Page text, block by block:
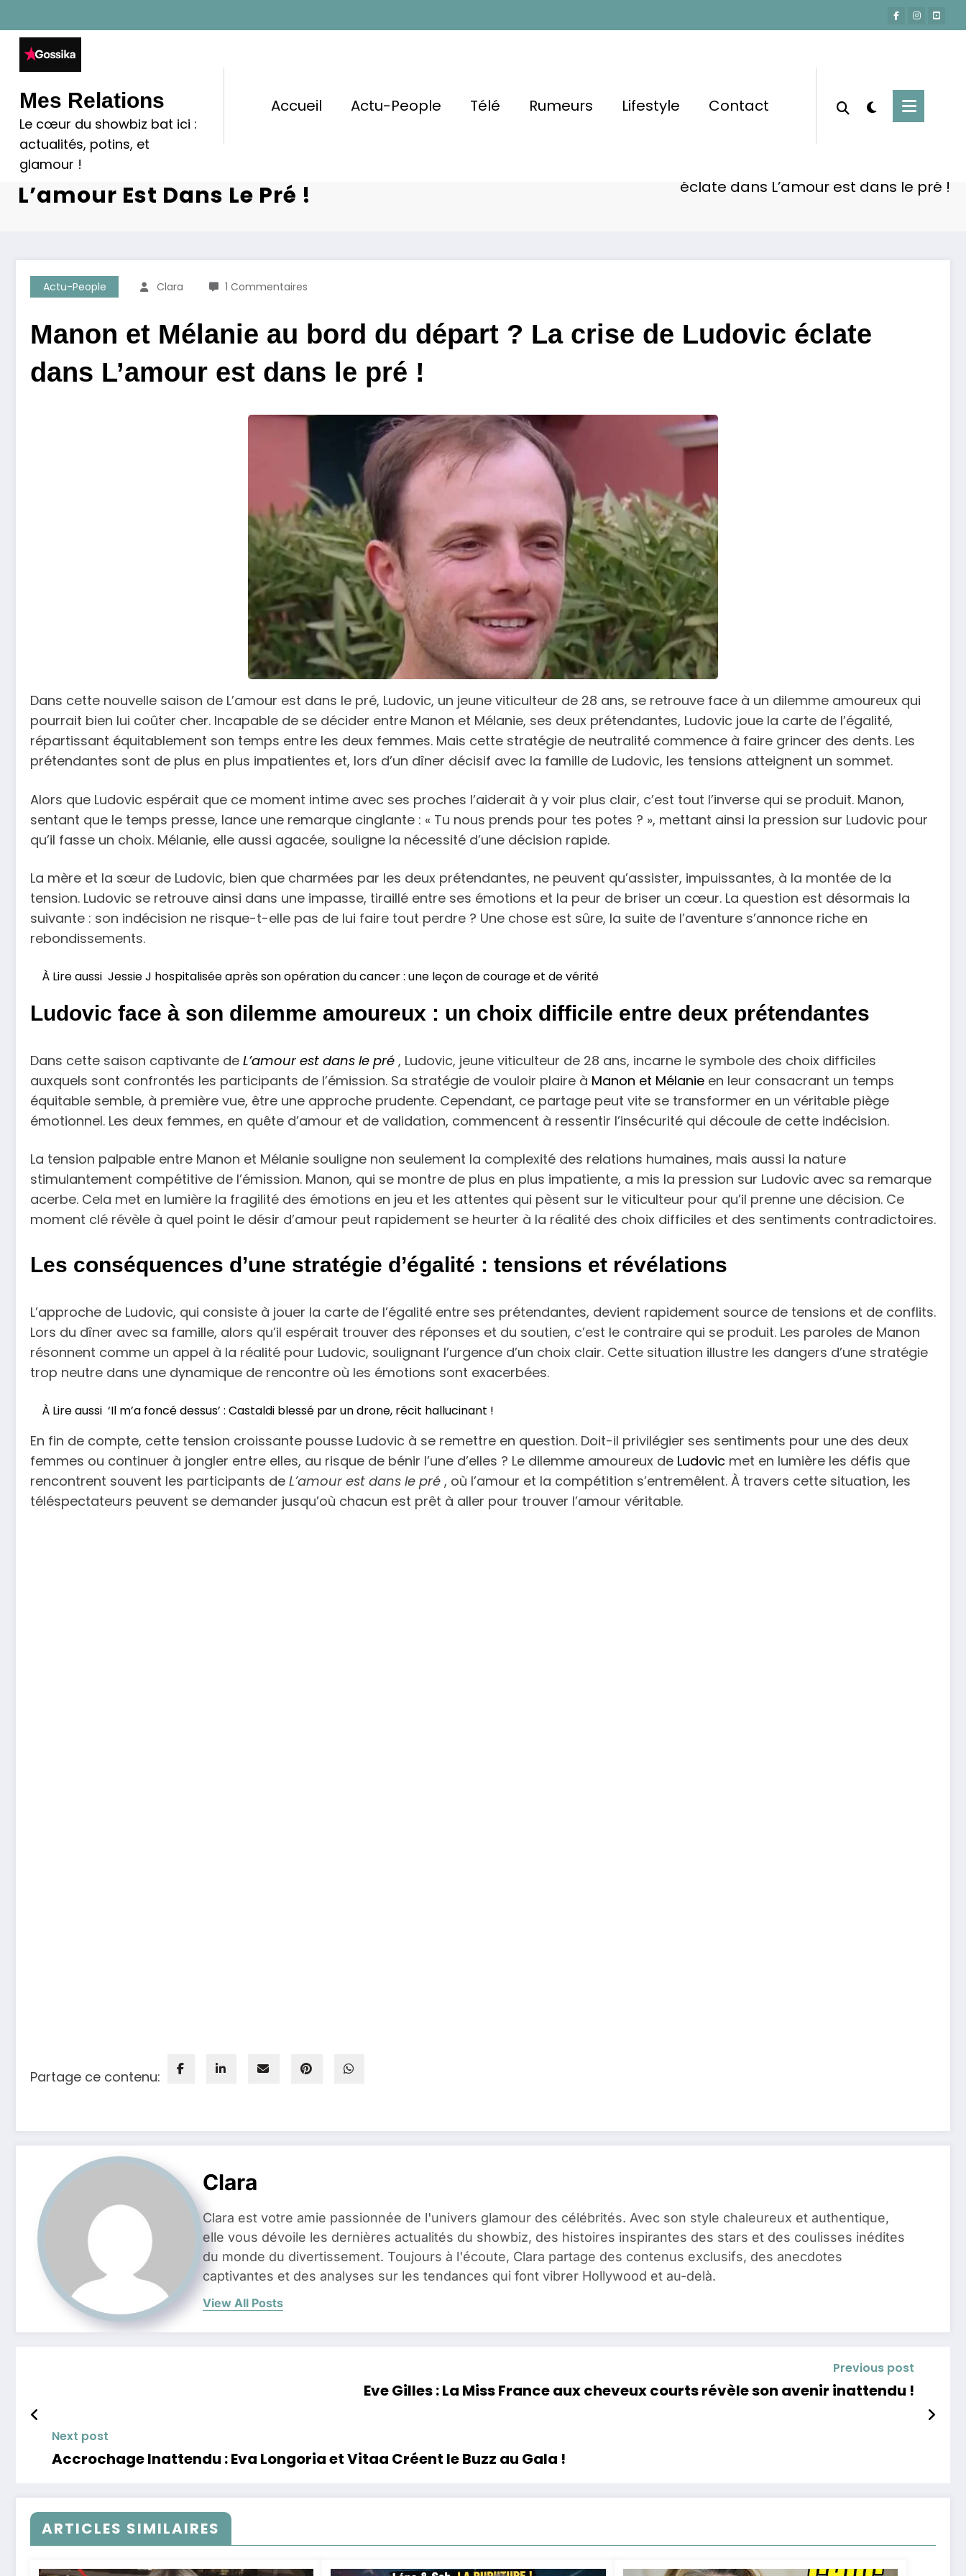
au
contenu
Mes Relations
Le cœur du showbiz bat ici :
actualités, potins, et
glamour !
Accueil Actu-People Télé Rumeurs Lifestyle Contact
Manon Et Mélanie Au Bord Du Départ ?
La Crise De Ludovic Éclate Dans
L’amour Est Dans Le Pré !
éclate dans L’amour est dans le pré !
Actu-People Clara 1 Commentaires
Manon et Mélanie au bord du départ ? La crise de Ludovic éclate
dans L’amour est dans le pré !
Dans cette nouvelle saison de L’amour est dans le pré, Ludovic, un jeune viticulteur de 28 ans, se retrouve face à un dilemme amoureux qui
pourrait bien lui coûter cher. Incapable de se décider entre Manon et Mélanie, ses deux prétendantes, Ludovic joue la carte de l’égalité,
répartissant équitablement son temps entre les deux femmes. Mais cette stratégie de neutralité commence à faire grincer des dents. Les
prétendantes sont de plus en plus impatientes et, lors d’un dîner décisif avec la famille de Ludovic, les tensions atteignent un sommet.
Alors que Ludovic espérait que ce moment intime avec ses proches l’aiderait à y voir plus clair, c’est tout l’inverse qui se produit. Manon,
sentant que le temps presse, lance une remarque cinglante : « Tu nous prends pour tes potes ? », mettant ainsi la pression sur Ludovic pour
qu’il fasse un choix. Mélanie, elle aussi agacée, souligne la nécessité d’une décision rapide.
La mère et la sœur de Ludovic, bien que charmées par les deux prétendantes, ne peuvent qu’assister, impuissantes, à la montée de la
tension. Ludovic se retrouve ainsi dans une impasse, tiraillé entre ses émotions et la peur de briser un cœur. La question est désormais la
suivante : son indécision ne risque-t-elle pas de lui faire tout perdre ? Une chose est sûre, la suite de l’aventure s’annonce riche en
rebondissements.
À Lire aussi Jessie J hospitalisée après son opération du cancer : une leçon de courage et de vérité
Ludovic face à son dilemme amoureux : un choix difficile entre deux prétendantes
Dans cette saison captivante de L’amour est dans le pré , Ludovic, jeune viticulteur de 28 ans, incarne le symbole des choix difficiles
auxquels sont confrontés les participants de l’émission. Sa stratégie de vouloir plaire à Manon et Mélanie en leur consacrant un temps
équitable semble, à première vue, être une approche prudente. Cependant, ce partage peut vite se transformer en un véritable piège
émotionnel. Les deux femmes, en quête d’amour et de validation, commencent à ressentir l’insécurité qui découle de cette indécision.
La tension palpable entre Manon et Mélanie souligne non seulement la complexité des relations humaines, mais aussi la nature
stimulantement compétitive de l’émission. Manon, qui se montre de plus en plus impatiente, a mis la pression sur Ludovic avec sa remarque
acerbe. Cela met en lumière la fragilité des émotions en jeu et les attentes qui pèsent sur le viticulteur pour qu’il prenne une décision. Ce
moment clé révèle à quel point le désir d’amour peut rapidement se heurter à la réalité des choix difficiles et des sentiments contradictoires.
Les conséquences d’une stratégie d’égalité : tensions et révélations
L’approche de Ludovic, qui consiste à jouer la carte de l’égalité entre ses prétendantes, devient rapidement source de tensions et de conflits.
Lors du dîner avec sa famille, alors qu’il espérait trouver des réponses et du soutien, c’est le contraire qui se produit. Les paroles de Manon
résonnent comme un appel à la réalité pour Ludovic, soulignant l’urgence d’un choix clair. Cette situation illustre les dangers d’une stratégie
trop neutre dans une dynamique de rencontre où les émotions sont exacerbées.
À Lire aussi ‘Il m’a foncé dessus’ : Castaldi blessé par un drone, récit hallucinant !
En fin de compte, cette tension croissante pousse Ludovic à se remettre en question. Doit-il privilégier ses sentiments pour une des deux
femmes ou continuer à jongler entre elles, au risque de bénir l’une d’elles ? Le dilemme amoureux de Ludovic met en lumière les défis que
rencontrent souvent les participants de L’amour est dans le pré , où l’amour et la compétition s’entremêlent. À travers cette situation, les
téléspectateurs peuvent se demander jusqu’où chacun est prêt à aller pour trouver l’amour véritable.
Partage ce contenu:
Clara
Clara est votre amie passionnée de l'univers glamour des célébrités. Avec son style chaleureux et authentique,
elle vous dévoile les dernières actualités du showbiz, des histoires inspirantes des stars et des coulisses inédites
du monde du divertissement. Toujours à l'écoute, Clara partage des contenus exclusifs, des anecdotes
captivantes et des analyses sur les tendances qui font vibrer Hollywood et au-delà.
View All Posts
Previous post
Eve Gilles : La Miss France aux cheveux courts révèle son avenir inattendu !
Next post
Accrochage Inattendu : Eva Longoria et Vitaa Créent le Buzz au Gala !
ARTICLES SIMILAIRES